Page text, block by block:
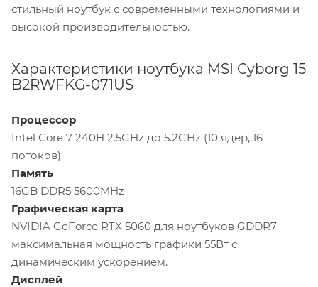
стильный ноутбук с современными технологиями и
высокой производительностью.
Характеристики ноутбука MSI Cyborg 15
B2RWFKG-071US
Процессор
Intel Core 7 240H 2.5GHz до 5.2GHz (10 ядер, 16
потоков)
Память
16GB DDR5 5600MHz
Графическая карта
NVIDIA GeForce RTX 5060 для ноутбуков GDDR7
максимальная мощность графики 55Вт с
динамическим ускорением.
Дисплей